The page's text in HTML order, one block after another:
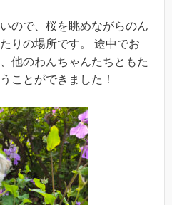
ので、桜を眺めながらのん
りの場所です。 途中でお
他のわんちゃんたちともた
ことができました！